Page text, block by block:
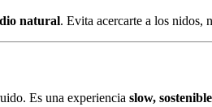
natural. Evita acercarte a los nidos,
Es una experiencia slow,